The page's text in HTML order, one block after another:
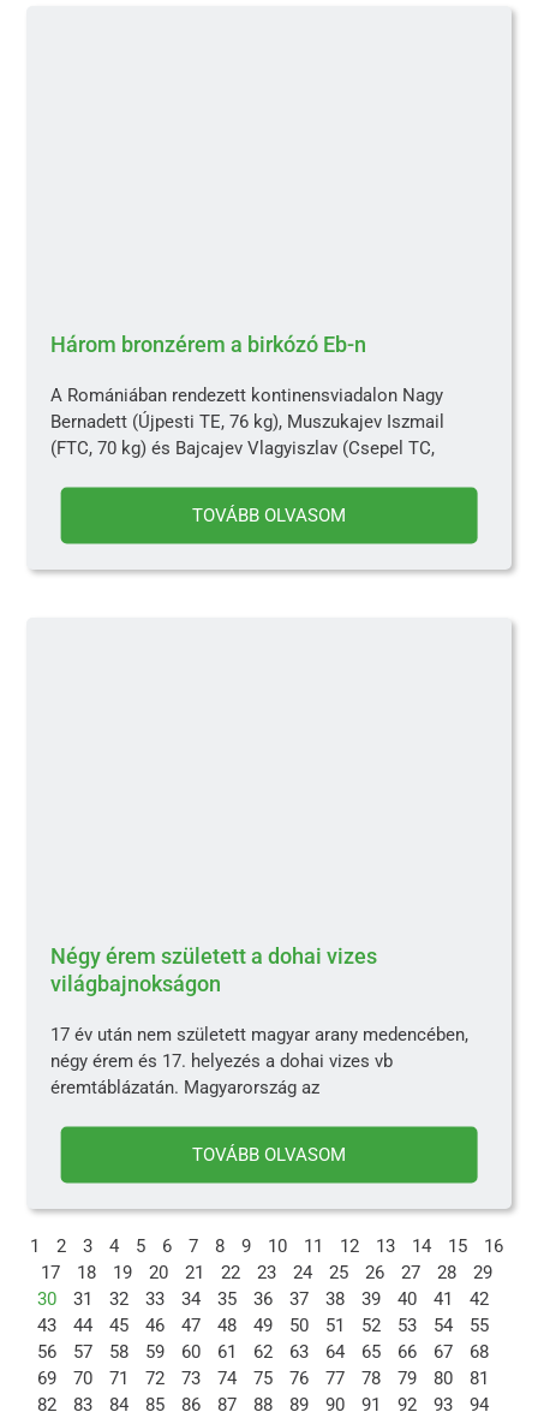
Három bronzérem a birkózó Eb-n
A Romániában rendezett kontinensviadalon Nagy
Bernadett (Újpesti TE, 76 kg), Muszukajev Iszmail
(FTC, 70 kg) és Bajcajev Vlagyiszlav (Csepel TC,
TOVÁBB OLVASOM
Négy érem született a dohai vizes
világbajnokságon
17 év után nem született magyar arany medencében,
négy érem és 17. helyezés a dohai vizes vb
éremtáblázatán. Magyarország az
TOVÁBB OLVASOM
1 2 3 4 5 6 7 8 9 10 11 12 13 14 15
16
17
18 19 20 21 22 23 24 25 26 27 28
29
30
31 32 33 34 35 36 37 38 39 40 41
42
43
44 45 46 47 48 49 50 51 52 53 54
55
56
57 58 59 60 61 62 63 64 65 66 67
68
69
70 71 72 73 74 75 76 77 78 79 80
81
82
83 84 85 86 87 88 89 90 91 92 93
94